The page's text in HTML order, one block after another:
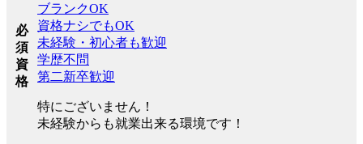
必
須
資
格
ブランクOK
資格ナシでもOK
未経験・初心者も歓迎
学歴不問
第二新卒歓迎
特にございません！
未経験からも就業出来る環境です！